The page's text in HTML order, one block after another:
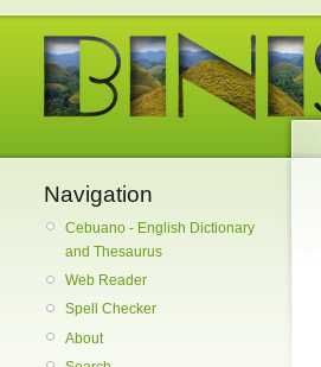
Navigation
Cebuano - English Dictionary
and Thesaurus
Web Reader
Spell Checker
About